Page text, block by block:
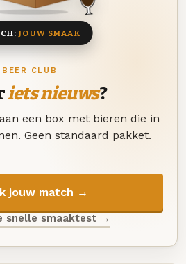
CLUB
iets nieuws?
een box met bieren die in
Geen standaard pakket.
jouw match →
snelle smaaktest →
JOUW SMAAK